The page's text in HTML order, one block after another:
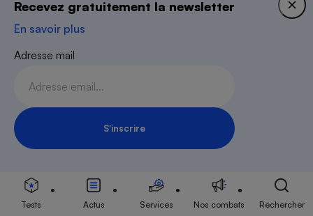
Recevez gratuitement notre newsletter
hebdomadaire ! Actus, tests, enquêtes réalisés
par des experts.
S'inscrire
Inscription Newsletter
Recevez gratuitement la newsletter
En savoir plus
Adresse mail
S'inscrire
Tests Actus Services Nos combats Rechercher